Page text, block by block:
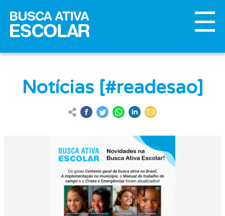
Notícias [#readesao]